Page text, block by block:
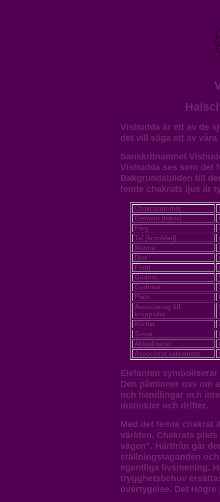
Vishudda är ett av de
det vill säga ett av
Sanskritnamnet
Vishudda ses som det
Bakgrundsbilden till
femte chakrats ljus är
Chakranummer
Element (tattva)
Färg
Tal (kronblad)
Mantra
Djur
Form
Gudom
Gudinna
Plats
Associering till
kroppsdel
Körtlar
Sinne
Aktualiserar
Associerat sakrament
Elefanten
Den påminner oss om
och handlingar och
instinkter och drifter.
Med det femte chakrat
världen. Chakrats
vägen". Härifrån går
ställningstaganden
egentliga livsmening.
trygghetsbehov
övertygelse. Det